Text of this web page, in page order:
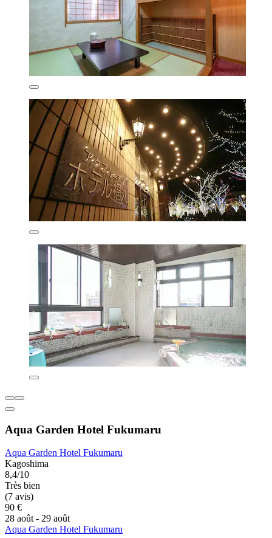
Aqua Garden Hotel Fukumaru
Aqua Garden Hotel Fukumaru
Kagoshima
8,4/10
Très bien
(7 avis)
90 €
28 août - 29 août
Aqua Garden Hotel Fukumaru